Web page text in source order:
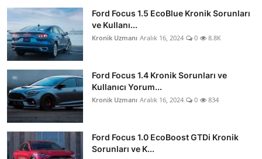
Ford Focus 1.5 EcoBlue Kronik Sorunları
ve Kullanı...
Kronik Uzmanı Aralık 16, 2024 0 8.8K
Ford Focus 1.4 Kronik Sorunları ve
Kullanıcı Yorum...
Kronik Uzmanı Aralık 16, 2024 0 834
Ford Focus 1.0 EcoBoost GTDi Kronik
Sorunları ve K...